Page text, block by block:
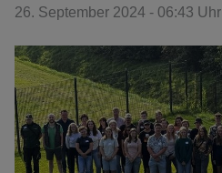
26. September 2024 - 06:43 Uhr